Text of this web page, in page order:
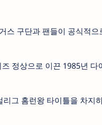
스 구단과 팬들이 공식적
정상으로 이끈 1985년 다
그 홈런왕 타이틀을 차지